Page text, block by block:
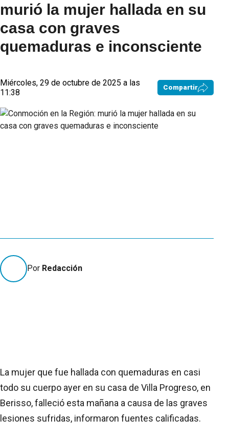
murió la mujer hallada en su
casa con graves
quemaduras e inconsciente
Miércoles, 29 de octubre de 2025 a las
11:38
Compartir
Por Redacción
La mujer que fue hallada con quemaduras en casi
todo su cuerpo ayer en su casa de Villa Progreso, en
Berisso, falleció esta mañana a causa de las graves
lesiones sufridas, informaron fuentes calificadas.